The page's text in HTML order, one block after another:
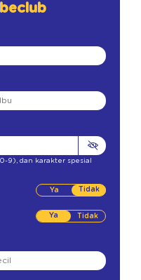
9) dan karakter spesial
Tidak
Ya